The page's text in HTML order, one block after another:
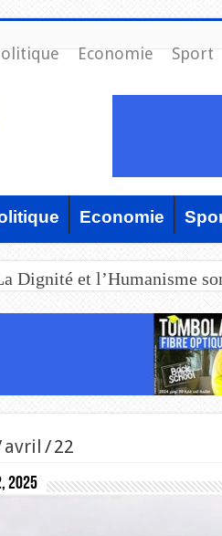
Economie Sport
Economie
Dignité et l’Humanisme
avril /22
2025